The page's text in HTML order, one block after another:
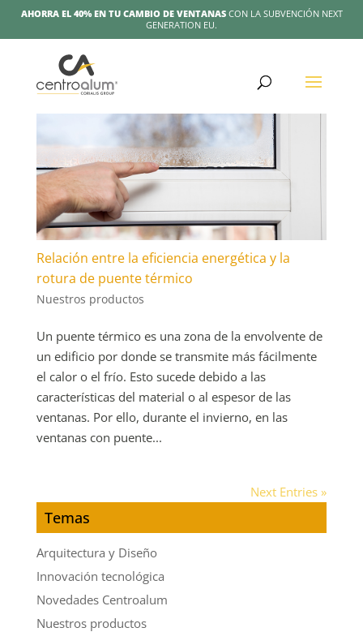
AHORRA EL 40% EN TU CAMBIO DE VENTANASCON LA SUBVENCIÓN NEXT
GENERATION EU.
Relación entre la eficiencia energética y la
rotura de puente térmico
Nuestros productos
Un puente térmico es una zona de la envolvente de
un edificio por donde se transmite más fácilmente
el calor o el frío. Esto sucede debido a las
características del material o al espesor de las
ventanas. Por ello, durante el invierno, en las
ventanas con puente...
Next Entries »
Temas
Arquitectura y Diseño
Innovación tecnológica
Novedades Centroalum
Nuestros productos